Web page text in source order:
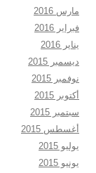
مارس 2016
فبراير 2016
يناير 2016
ديسمبر 2015
نوفمبر 2015
أكتوبر 2015
سبتمبر 2015
أغسطس 2015
يوليو 2015
يونيو 2015